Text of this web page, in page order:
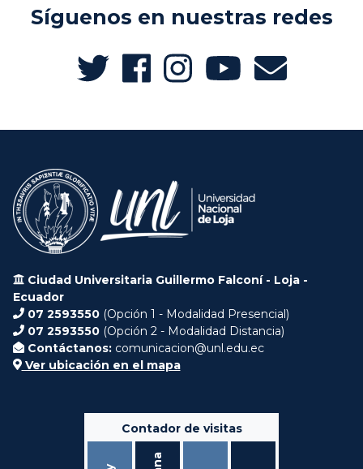
Síguenos en nuestras redes
Ciudad Universitaria Guillermo Falconí - Loja -
Ecuador
07 2593550 (Opción 1 - Modalidad Presencial)
07 2593550 (Opción 2 - Modalidad Distancia)
Contáctanos: comunicacion@unl.edu.ec
Ver ubicación en el mapa
Contador de visitas